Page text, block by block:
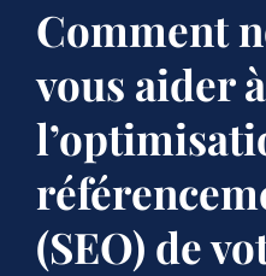
Comment
vous aider
(SEO) de